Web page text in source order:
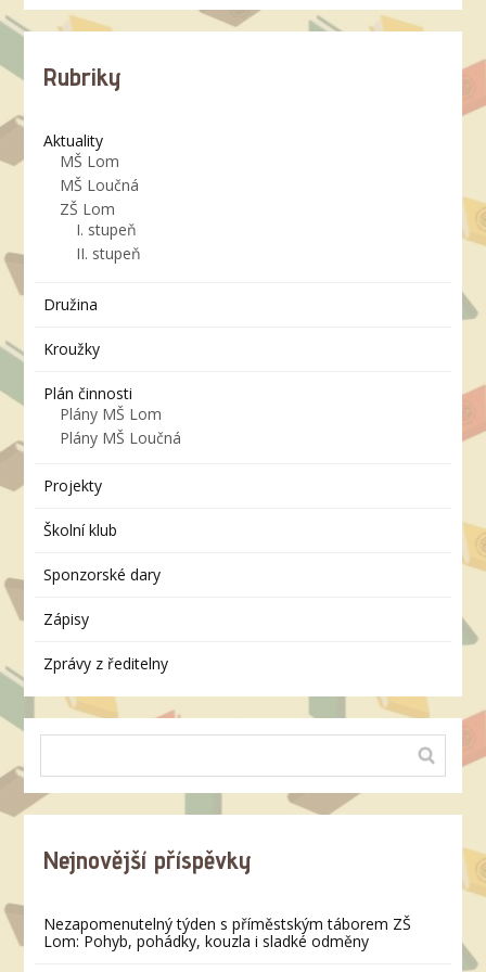
Rubriky
Aktuality
MŠ Lom
MŠ Loučná
ZŠ Lom
I. stupeň
II. stupeň
Družina
Kroužky
Plán činnosti
Plány MŠ Lom
Plány MŠ Loučná
Projekty
Školní klub
Sponzorské dary
Zápisy
Zprávy z ředitelny
Nejnovější příspěvky
Nezapomenutelný týden s příměstským táborem ZŠ
Lom: Pohyb, pohádky, kouzla i sladké odměny